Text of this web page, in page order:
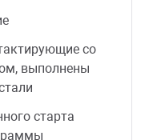
со
выполнены
старта